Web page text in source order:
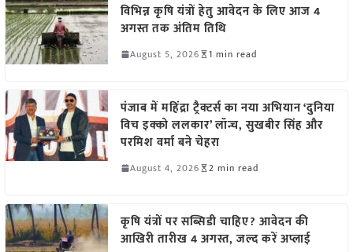
विभिन्न कृषि यंत्रों हेतु आवेदन के लिए आज 4
अगस्त तक अंतिम तिथि
August 5, 2026 1 min read
पंजाब में महिंद्रा ट्रैक्टर्स का नया अभियान ‘दुनिया
विच इक्को ललकार’ लॉन्च, सुखबीर सिंह और
परमिश वर्मा बने चेहरा
August 4, 2026 2 min read
कृषि यंत्रों पर सब्सिडी चाहिए? आवेदन की
आखिरी तारीख 4 अगस्त, जल्द करें अप्लाई